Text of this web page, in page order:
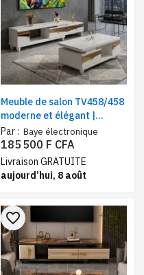
Meuble de salon TV458/458
moderne et élégant |
Ensemble table TV + table
basse beige
Par : Baye électronique
185 500 F CFA
Livraison GRATUITE
aujourd’hui, 8 août
favorite_border